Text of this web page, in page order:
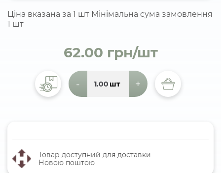
Ціна вказана за 1 шт Мінімальна сума замовлення
1 шт
62.00 грн/шт
- шт +
Товар доступний для доставки
Новою поштою